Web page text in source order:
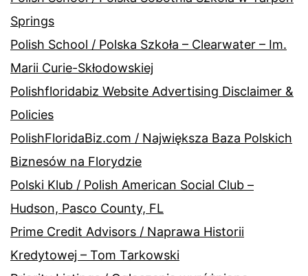
Springs
Polish School / Polska Szkoła – Clearwater – Im.
Marii Curie-Skłodowskiej
Polishfloridabiz Website Advertising Disclaimer &
Policies
PolishFloridaBiz.com / Największa Baza Polskich
Biznesów na Florydzie
Polski Klub / Polish American Social Club –
Hudson, Pasco County, FL
Prime Credit Advisors / Naprawa Historii
Kredytowej – Tom Tarkowski